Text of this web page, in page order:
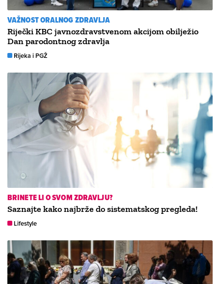
VAŽNOST ORALNOG ZDRAVLJA
Riječki KBC javnozdravstvenom akcijom obilježio
Dan parodontnog zdravlja
Rijeka i PGŽ
BRINETE LI O SVOM ZDRAVLJU?
Saznajte kako najbrže do sistematskog pregleda!
Lifestyle